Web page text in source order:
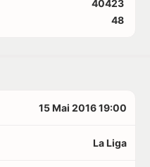
40423
48
15 Mai 2016 19:00
La Liga